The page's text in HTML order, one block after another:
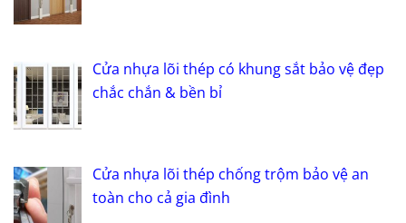
Cửa nhựa lõi thép có khung sắt bảo vệ đẹp
chắc chắn & bền bỉ
Cửa nhựa lõi thép chống trộm bảo vệ an
toàn cho cả gia đình